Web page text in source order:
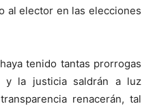
al elector en las elecciones
tenido tantas prorrogas
y la justicia saldrán a luz
renacerán, tal